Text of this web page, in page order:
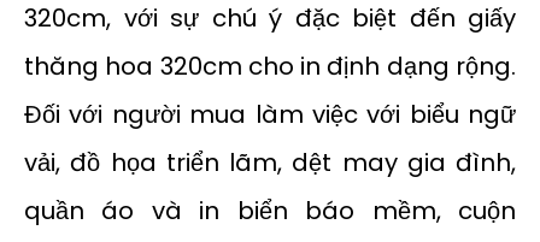
320cm, với sự chú ý đặc biệt đến giấy
thăng hoa 320cm cho in định dạng rộng.
Đối với người mua làm việc với biểu ngữ
vải, đồ họa triển lãm, dệt may gia đình,
quần áo và in biển báo mềm, cuộn